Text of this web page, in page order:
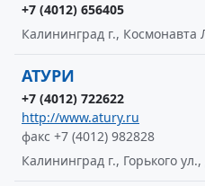
+7 (4012) 656405
Калининград г., Космонавта
АТУРИ
+7 (4012) 722622
http://www.atury.ru
факс +7 (4012) 982828
Калининград г., Горького